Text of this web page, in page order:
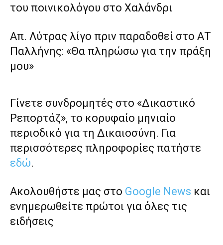
του ποινικολόγου στο Χαλάνδρι
Απ. Λύτρας λίγο πριν παραδοθεί στο ΑΤ
Παλλήνης: «Θα πληρώσω για την πράξη
μου»
Γίνετε συνδρομητές στο «Δικαστικό
Ρεπορτάζ», το κορυφαίο μηνιαίο
περιοδικό για τη Δικαιοσύνη. Για
περισσότερες πληροφορίες πατήστε
εδώ.
Ακολουθήστε μας στο Google News και
ενημερωθείτε πρώτοι για όλες τις
ειδήσεις